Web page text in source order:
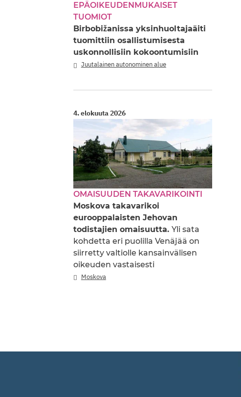
EPÄOIKEUDENMUKAISET
TUOMIOT
Birbobižanissa yksinhuoltajaäiti
tuomittiin osallistumisesta
uskonnollisiin kokoontumisiin
Juutalainen autonominen alue
4. elokuuta 2026
OMAISUUDEN TAKAVARIKOINTI
Moskova takavarikoi
eurooppalaisten Jehovan
todistajien omaisuutta. Yli sata
kohdetta eri puolilla Venäjää on
siirretty valtiolle kansainvälisen
oikeuden vastaisesti
Moskova